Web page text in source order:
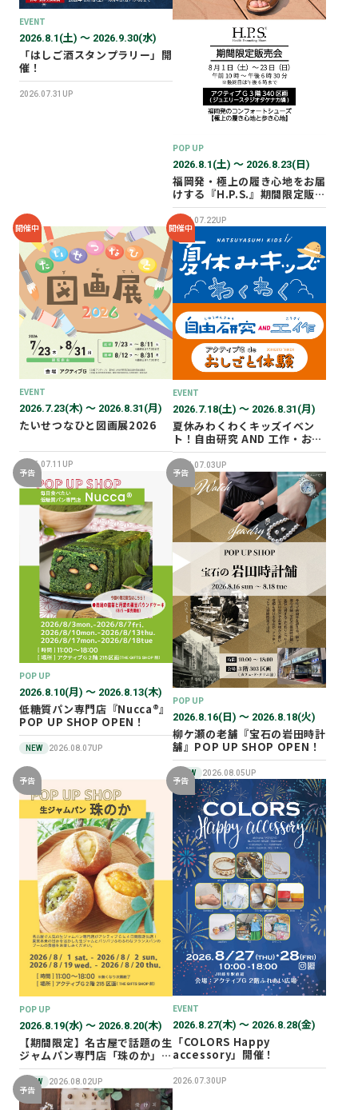
EVENT
2026.8.1(土) 〜 2026.9.30(水)
「はしご酒スタンプラリー」開
催！
2026.07.31UP
POP UP
2026.8.1(土) 〜 2026.8.23(日)
福岡発・極上の履き心地をお届
けする『H.P.S.』期間限定販売
会を開催✨
2026.07.22UP
開催中
EVENT
2026.7.23(木) 〜 2026.8.31(月)
たいせつなひと図画展2026
2026.07.11UP
開催中
EVENT
2026.7.18(土) 〜 2026.8.31(月)
夏休みわくわくキッズイベン
ト！自由研究 AND 工作・おし
ごと体験！
2026.07.03UP
予告
POP UP
2026.8.10(月) 〜 2026.8.13(木)
低糖質パン専門店『Nucca®』
POP UP SHOP OPEN！
NEW 2026.08.07UP
予告
POP UP
2026.8.16(日) 〜 2026.8.18(火)
柳ケ瀬の老舗『宝石の岩田時計
舗』POP UP SHOP OPEN！
NEW 2026.08.05UP
予告
POP UP
2026.8.19(水) 〜 2026.8.20(木)
【期間限定】名古屋で話題の生
ジャムパン専門店「珠のか」
POP UP SHOP
NEW 2026.08.02UP
予告
EVENT
2026.8.27(木) 〜 2026.8.28(金)
「COLORS Happy
accessory」開催！
2026.07.30UP
予告